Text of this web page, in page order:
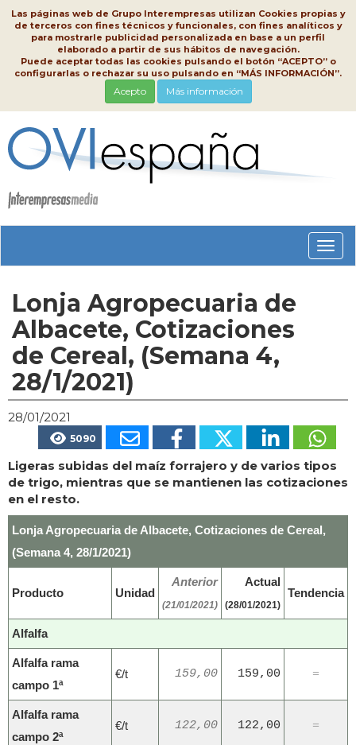
Las páginas web de Grupo Interempresas utilizan Cookies propias y
de terceros con fines técnicos y funcionales, con fines analíticos y
para mostrarle publicidad personalizada en base a un perfil
elaborado a partir de sus hábitos de navegación.
Puede aceptar todas las cookies pulsando el botón “ACEPTO” o
configurarlas o rechazar su uso pulsando en “MÁS INFORMACIÓN”.
Acepto Más información
Lonja Agropecuaria de
Albacete, Cotizaciones
de Cereal, (Semana 4,
28/1/2021)
28/01/2021
5090
Ligeras subidas del maíz forrajero y de varios tipos
de trigo, mientras que se mantienen las cotizaciones
en el resto.
Lonja Agropecuaria de Albacete, Cotizaciones de Cereal,
(Semana 4, 28/1/2021)
Producto Unidad
Anterior
(21/01/2021)
Actual
(28/01/2021)
Tendencia
Alfalfa
Alfalfa rama
campo 1ª
€/t 159,00 159,00 =
Alfalfa rama
campo 2ª
€/t 122,00 122,00 =